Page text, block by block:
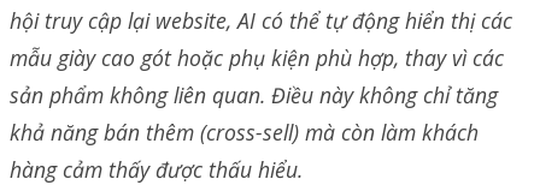
hội truy cập lại website, AI có thể tự động hiển thị các
mẫu giày cao gót hoặc phụ kiện phù hợp, thay vì các
sản phẩm không liên quan. Điều này không chỉ tăng
khả năng bán thêm (cross-sell) mà còn làm khách
hàng cảm thấy được thấu hiểu.